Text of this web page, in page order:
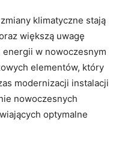
klimatyczne stają
większą uwagę
energii w nowoczesnym
​elementów,‌ który
modernizacji instalacji
nowoczesnych
optymalne